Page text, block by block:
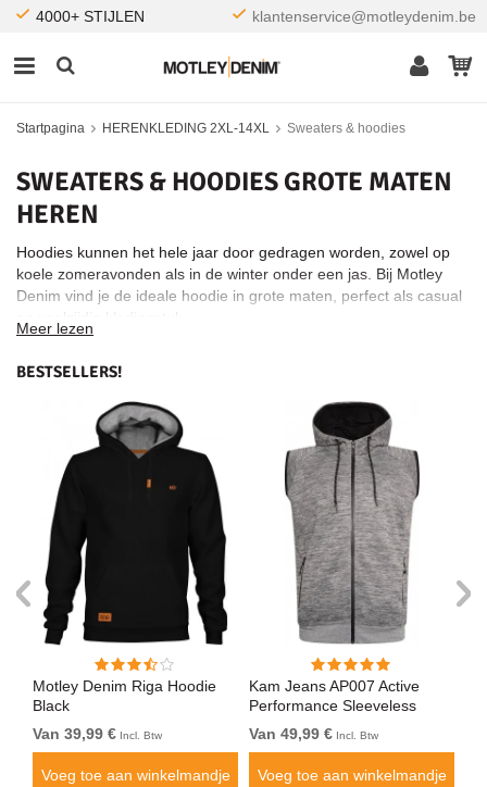
4000+ STIJLEN klantenservice@motleydenim.be
Startpagina HERENKLEDING 2XL-14XL Sweaters & hoodies
SWEATERS & HOODIES GROTE MATEN
HEREN
Hoodies kunnen het hele jaar door gedragen worden, zowel op
koele zomeravonden als in de winter onder een jas. Bij Motley
Denim vind je de ideale hoodie in grote maten, perfect als casual
Meer lezen
BESTSELLERS!
Motley Denim Riga Hoodie
Black
Van 39,99 € Incl. Btw
Voeg toe aan winkelmandje
Kam Jeans AP007 Active
Performance Sleeveless
Hoody Grey
Van 49,99 € Incl. Btw
Voeg toe aan winkelmandje